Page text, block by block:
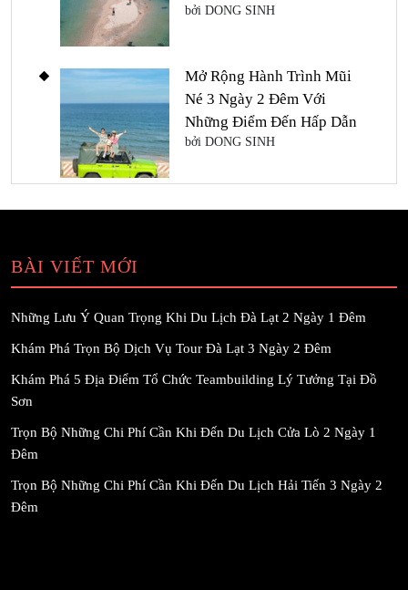
bởi DONG SINH
Mở Rộng Hành Trình Mũi
Né 3 Ngày 2 Đêm Với
Những Điểm Đến Hấp Dẫn
bởi DONG SINH
BÀI VIẾT MỚI
Những Lưu Ý Quan Trọng Khi Du Lịch Đà Lạt 2 Ngày 1 Đêm
Khám Phá Trọn Bộ Dịch Vụ Tour Đà Lạt 3 Ngày 2 Đêm
Khám Phá 5 Địa Điểm Tổ Chức Teambuilding Lý Tưởng Tại Đồ
Sơn
Trọn Bộ Những Chi Phí Cần Khi Đến Du Lịch Cửa Lò 2 Ngày 1
Đêm
Trọn Bộ Những Chi Phí Cần Khi Đến Du Lịch Hải Tiến 3 Ngày 2
Đêm